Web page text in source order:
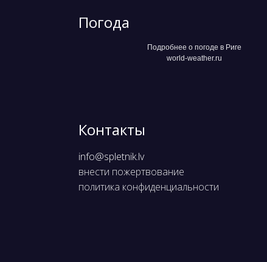
Погода
Подробнее о погоде в Риге
world-weather.ru
Контакты
info@spletnik.lv
внести пожертвование
политика конфиденциальности